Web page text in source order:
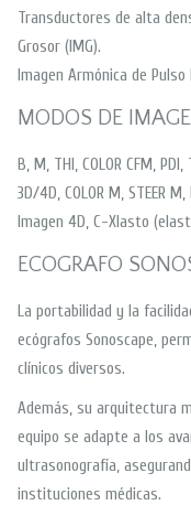
Transductores de alta
Grosor (IMG).
Imagen Armónica de
MODOS DE
B, M, THI, COLOR CFM, PDI,
3D/4D, COLOR M, STEER
Imagen 4D, C-Xlasto
ECOGRAFO
La portabilidad y la
ecógrafos Sonoscape,
clínicos diversos.
Además, su arquitectura
equipo se adapte a los
ultrasonografía,
instituciones médicas.